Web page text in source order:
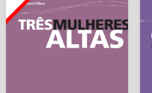
Marta Mendonça
(tradutor)